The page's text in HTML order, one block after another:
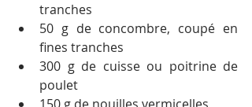
tranches
50 g de concombre, coupé en
fines tranches
300 g de cuisse ou poitrine de
poulet